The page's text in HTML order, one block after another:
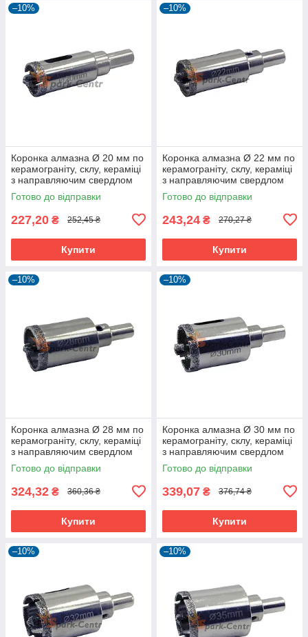
–10%
Коронка алмазна Ø 20 мм по
керамограніту, склу, кераміці
з направляючим свердлом
Готово до відправки
227,20 ₴ 252,45 ₴
Купити
–10%
Коронка алмазна Ø 22 мм по
керамограніту, склу, кераміці
з направляючим свердлом
Готово до відправки
243,24 ₴ 270,27 ₴
Купити
–10%
Коронка алмазна Ø 28 мм по
керамограніту, склу, кераміці
з направляючим свердлом
Готово до відправки
324,32 ₴ 360,36 ₴
Купити
–10%
Коронка алмазна Ø 30 мм по
керамограніту, склу, кераміці
з направляючим свердлом
Готово до відправки
339,07 ₴ 376,74 ₴
Купити
–10% –10%